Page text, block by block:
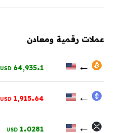
عملات رقمية ومعادن
←
64,935.1
USD
←
1,915.64
USD
←
1.0281
USD